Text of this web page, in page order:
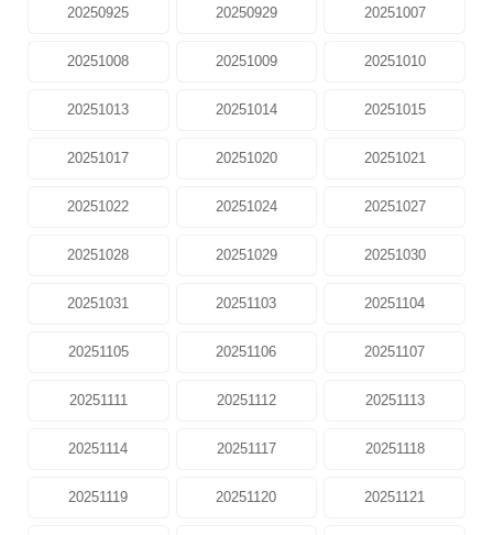
20250925 20250929 20251007
20251008 20251009 20251010
20251013 20251014 20251015
20251017 20251020 20251021
20251022 20251024 20251027
20251028 20251029 20251030
20251031 20251103 20251104
20251105 20251106 20251107
20251111 20251112 20251113
20251114 20251117 20251118
20251119 20251120 20251121